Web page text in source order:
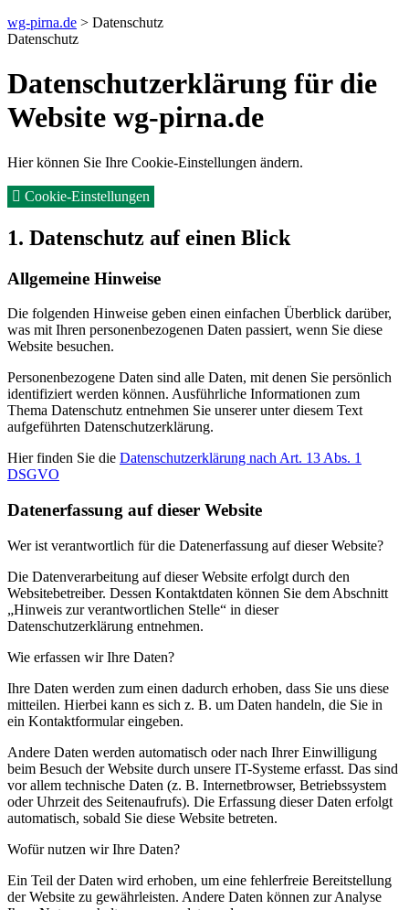
wg-pirna.de > Datenschutz
Datenschutz
Datenschutzerklärung für die
Website wg-pirna.de
Hier können Sie Ihre Cookie-Einstellungen ändern.
Cookie-Einstellungen
1. Datenschutz auf einen Blick
Allgemeine Hinweise
Die folgenden Hinweise geben einen einfachen Überblick darüber,
was mit Ihren personenbezogenen Daten passiert, wenn Sie diese
Website besuchen.
Personenbezogene Daten sind alle Daten, mit denen Sie persönlich
identifiziert werden können. Ausführliche Informationen zum
Thema Datenschutz entnehmen Sie unserer unter diesem Text
aufgeführten Datenschutzerklärung.
Hier finden Sie die Datenschutzerklärung nach Art. 13 Abs. 1
DSGVO
Datenerfassung auf dieser Website
Wer ist verantwortlich für die Datenerfassung auf dieser Website?
Die Datenverarbeitung auf dieser Website erfolgt durch den
Websitebetreiber. Dessen Kontaktdaten können Sie dem Abschnitt
„Hinweis zur verantwortlichen Stelle“ in dieser
Datenschutzerklärung entnehmen.
Wie erfassen wir Ihre Daten?
Ihre Daten werden zum einen dadurch erhoben, dass Sie uns diese
mitteilen. Hierbei kann es sich z. B. um Daten handeln, die Sie in
ein Kontaktformular eingeben.
Andere Daten werden automatisch oder nach Ihrer Einwilligung
beim Besuch der Website durch unsere IT-Systeme erfasst. Das sind
vor allem technische Daten (z. B. Internetbrowser, Betriebssystem
oder Uhrzeit des Seitenaufrufs). Die Erfassung dieser Daten erfolgt
automatisch, sobald Sie diese Website betreten.
Wofür nutzen wir Ihre Daten?
Ein Teil der Daten wird erhoben, um eine fehlerfreie Bereitstellung
der Website zu gewährleisten. Andere Daten können zur Analyse